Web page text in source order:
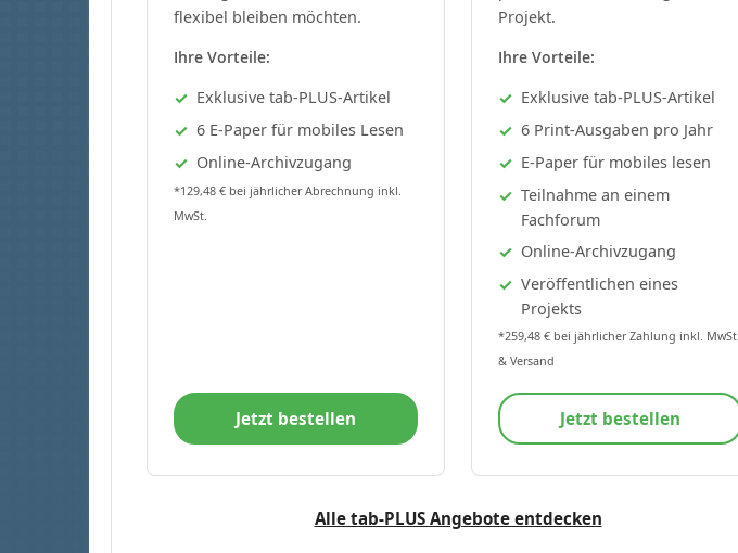
flexibel bleiben möchten.
Ihre Vorteile:
Exklusive tab-PLUS-Artikel
6 E-Paper für mobiles Lesen
Online-Archivzugang
*129,48 € bei jährlicher Abrechnung inkl.
MwSt.
Jetzt bestellen
Projekt.
Ihre Vorteile:
Exklusive tab-PLUS-Artikel
6 Print-Ausgaben pro Jahr
E-Paper für mobiles lesen
Teilnahme an einem
Fachforum
Online-Archivzugang
Veröffentlichen eines
Projekts
*259,48 € bei jährlicher Zahlung inkl. MwSt.
& Versand
Jetzt bestellen
Alle tab-PLUS Angebote entdecken